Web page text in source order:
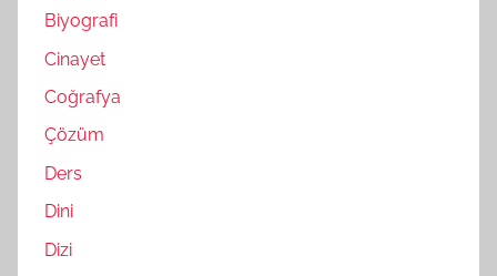
Biyografi
Cinayet
Coğrafya
Çözüm
Ders
Dini
Dizi